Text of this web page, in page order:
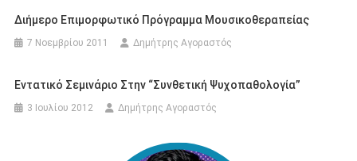
Διήμερο Επιμορφωτικό Πρόγραμμα Μουσικοθεραπείας
7 Νοεμβρίου 2011 Δημήτρης Αγοραστός
Εντατικό Σεμινάριο Στην “Συνθετική Ψυχοπαθολογία”
3 Ιουλίου 2012 Δημήτρης Αγοραστός